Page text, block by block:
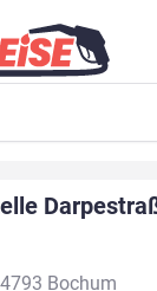
Bochum